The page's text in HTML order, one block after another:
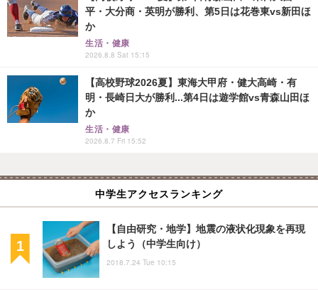
平・大分商・英明が勝利、第5日は花巻東vs新田ほ
か
生活・健康
2026.8.8 Sat 15:15
【高校野球2026夏】東海大甲府・健大高崎・有
明・長崎日大が勝利...第4日は遊学館vs青森山田ほ
か
生活・健康
2026.8.7 Fri 15:52
中学生アクセスランキング
【自由研究・地学】地震の液状化現象を再現
しよう（中学生向け）
2018.7.24 Tue 10:15